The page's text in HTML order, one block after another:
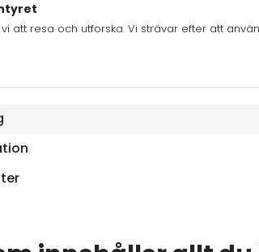
att resa och utforska. Vi strävar efter att